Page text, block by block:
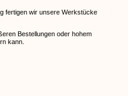
fertigen wir unsere Werkstücke
Bestellungen oder hohem
kann.